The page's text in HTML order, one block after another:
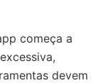
começa a
devem